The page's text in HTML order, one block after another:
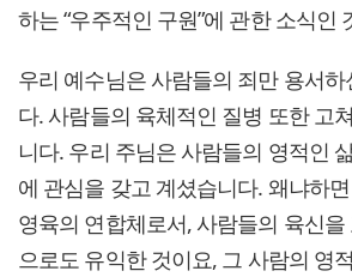
하는 “우주적인 구원”에 관한 소식인
우리 예수님은 사람들의 죄만 용서
다. 사람들의 육체적인 질병 또한 고
니다. 우리 주님은 사람들의 영적인
에 관심을 갖고 계셨습니다. 왜냐하
영육의 연합체로서, 사람들의 육신
으로도 유익한 것이요, 그 사람의 영